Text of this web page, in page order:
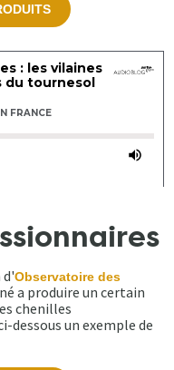
d'Observatoire des
a produire un certain
chenilles
dessous un exemple de